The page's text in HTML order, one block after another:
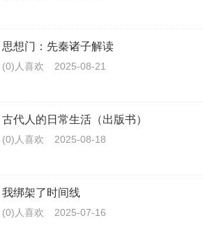
思想门：先秦诸子解读
(0)人喜欢 2025-08-21
古代人的日常生活（出版书）
(0)人喜欢 2025-08-18
我绑架了时间线
(0)人喜欢 2025-07-16